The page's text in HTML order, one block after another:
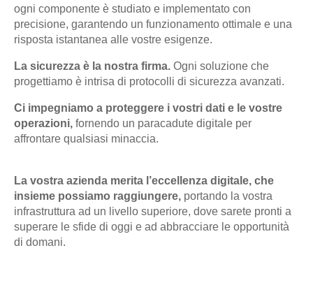
ogni componente è studiato e implementato con
precisione, garantendo un funzionamento ottimale e una
risposta istantanea alle vostre esigenze.
La sicurezza è la nostra firma. Ogni soluzione che
progettiamo è intrisa di protocolli di sicurezza avanzati.
Ci impegniamo a proteggere i vostri dati e le vostre
operazioni, fornendo un paracadute digitale per
affrontare qualsiasi minaccia.
La vostra azienda merita l’eccellenza digitale, che
insieme possiamo raggiungere, portando la vostra
infrastruttura ad un livello superiore, dove sarete pronti a
superare le sfide di oggi e ad abbracciare le opportunità
di domani.